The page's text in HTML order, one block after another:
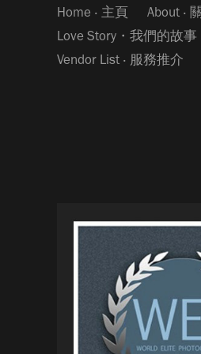
Home ‧ 主頁 About ‧
Love Story・我們的故事
Vendor List ‧ 服務推介